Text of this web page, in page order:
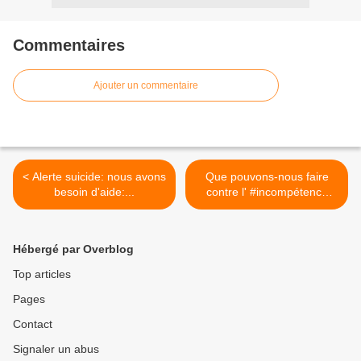
Commentaires
Ajouter un commentaire
< Alerte suicide: nous avons
besoin d'aide:...
Que pouvons-nous faire
contre l' #incompétence
et... >
Hébergé par Overblog
Top articles
Pages
Contact
Signaler un abus